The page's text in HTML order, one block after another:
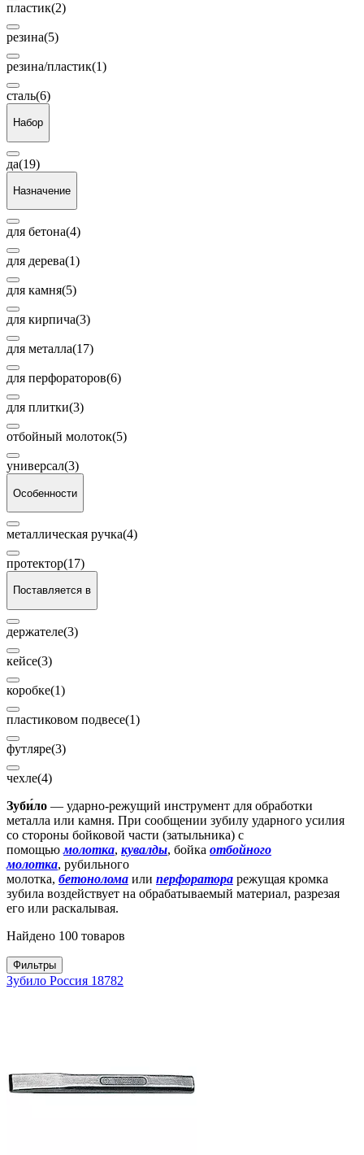
пластик(2)
резина(5)
резина/пластик(1)
сталь(6)
Набор
да(19)
Назначение
для бетона(4)
для дерева(1)
для камня(5)
для кирпича(3)
для металла(17)
для перфораторов(6)
для плитки(3)
отбойный молоток(5)
универсал(3)
Особенности
металлическая ручка(4)
протектор(17)
Поставляется в
держателе(3)
кейсе(3)
коробке(1)
пластиковом подвесе(1)
футляре(3)
чехле(4)
Зуби́ло — ударно-режущий инструмент для обработки
металла или камня. При сообщении зубилу ударного усилия
со стороны бойковой части (затыльника) с
помощьюмолотка, кувалды, бойка отбойного
молотка, рубильного
молотка, бетонолома или перфоратора режущая кромка
зубила воздействует на обрабатываемый материал, разрезая
его или раскалывая.
Найдено 100 товаров
Фильтры
Зубило Россия 18782